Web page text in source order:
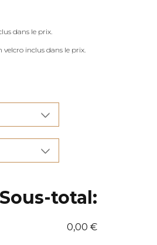
dans le prix.
velcro inclus dans le prix.
Sous-total:
0,00 €